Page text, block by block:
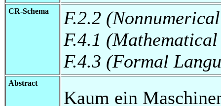
CR-Schema
F.2.2
F.4.1
F.4.3 (Formal
Abstract
Kaum ein